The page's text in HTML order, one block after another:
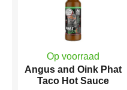
Op voorraad
Angus and Oink Phat
Taco Hot Sauce